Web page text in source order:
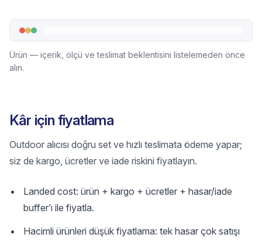
Ürün — içerik, ölçü ve teslimat beklentisini listelemeden önce
alın.
Kâr için fiyatlama
Outdoor alıcısı doğru set ve hızlı teslimata ödeme yapar;
siz de kargo, ücretler ve iade riskini fiyatlayın.
Landed cost: ürün + kargo + ücretler + hasar/iade
buffer’ı ile fiyatla.
Hacimli ürünleri düşük fiyatlama: tek hasar çok satışı